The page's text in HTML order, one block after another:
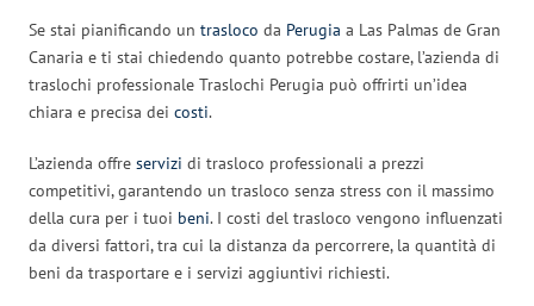
Se stai pianificando un trasloco da Perugia a Las Palmas de Gran
Canaria e ti stai chiedendo quanto potrebbe costare, l’azienda di
traslochi professionale Traslochi Perugia può offrirti un’idea
chiara e precisa dei costi.
L’azienda offre servizi di trasloco professionali a prezzi
competitivi, garantendo un trasloco senza stress con il massimo
della cura per i tuoi beni. I costi del trasloco vengono influenzati
da diversi fattori, tra cui la distanza da percorrere, la quantità di
beni da trasportare e i servizi aggiuntivi richiesti.